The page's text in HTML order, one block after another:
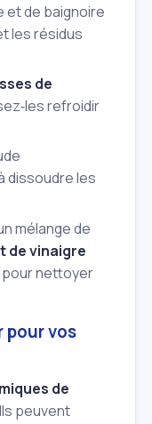
et de baignoire
les résidus
de
refroidir
dissoudre les
mélange de
de vinaigre
pour nettoyer
pour vos
de
peuvent